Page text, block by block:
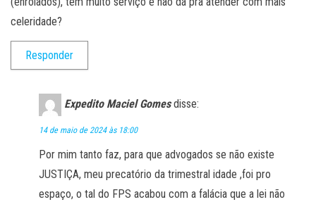
celeridade?
Responder
Expedito Maciel Gomes disse:
14 de maio de 2024 às 18:00
Por mim tanto faz, para que advogados se não existe
JUSTIÇA, meu precatório da trimestral idade ,foi pro
espaço, o tal do FPS acabou com a falácia que a lei não